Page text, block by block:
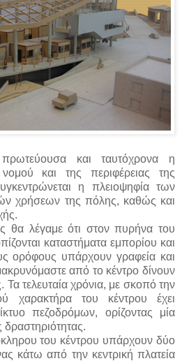
και ταυτόχρονα η
και της περιφέρειας της
η πλειοψηφία των
χρήσεων της πόλης, καθώς και
θα λέγαμε ότι στον πυρήνα του
καταστήματα εμπορίου και
ορόφους υπάρχουν γραφεία και
από το κέντρο δίνουν
Τα τελευταία χρόνια, με σκοπό την
χαρακτήρα του κέντρου έχει
πεζοδρόμων, ορίζοντας μία
δραστηριότητας.
του κέντρου υπάρχουν δύο
κάτω από την κεντρική πλατεία